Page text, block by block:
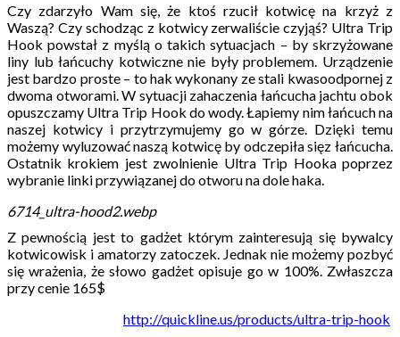
Czy zdarzyło Wam się, że ktoś rzucił kotwicę na krzyż z
Waszą? Czy schodząc z kotwicy zerwaliście czyjąś? Ultra Trip
Hook powstał z myślą o takich sytuacjach – by skrzyżowane
liny lub łańcuchy kotwiczne nie były problemem. Urządzenie
jest bardzo proste – to hak wykonany ze stali kwasoodpornej z
dwoma otworami. W sytuacji zahaczenia łańcucha jachtu obok
opuszczamy Ultra Trip Hook do wody. Łapiemy nim łańcuch na
naszej kotwicy i przytrzymujemy go w górze. Dzięki temu
możemy wyluzować naszą kotwicę by odczepiła sięz łańcucha.
Ostatnik krokiem jest zwolnienie Ultra Trip Hooka poprzez
wybranie linki przywiązanej do otworu na dole haka.
6714_ultra-hood2.webp
Z pewnością jest to gadżet którym zainteresują się bywalcy
kotwicowisk i amatorzy zatoczek. Jednak nie możemy pozbyć
się wrażenia, że słowo gadżet opisuje go w 100%. Zwłaszcza
przy cenie 165$
http://quickline.us/products/ultra-trip-hook